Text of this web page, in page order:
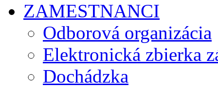
ZAMESTNANCI
Odborová organizácia
Elektronická zbierka
Dochádzka